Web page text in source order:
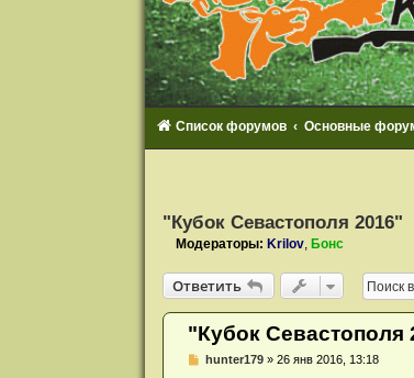
Список форумов Основные
и
с
ц
и
"Кубок Севастополя 2016"
Модераторы: Krilov, Бонс
Ответить
Ответить
"Кубок Севастополя
Нhunter179» 26 янв 2016, 13:18